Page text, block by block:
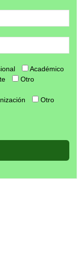
Académico
Otro
Otro